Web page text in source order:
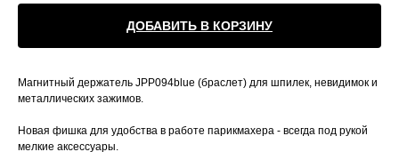
ДОБАВИТЬ В КОРЗИНУ
Магнитный держатель JPP094blue (браслет) для шпилек, невидимок и
металлических зажимов.
Новая фишка для удобства в работе парикмахера - всегда под рукой
мелкие аксессуары.